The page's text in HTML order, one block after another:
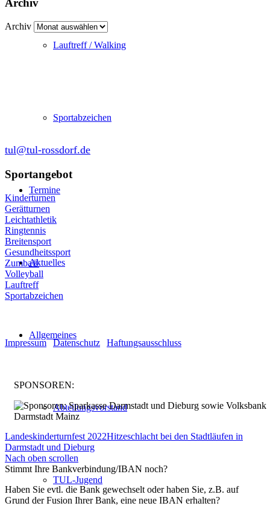
Lauftreff / Walking
Sportabzeichen
Termine
Aktuelles
Allgemeines
Abteilungsvorstand
TUL-Jugend
Archiv
Archiv
tul@tul-rossdorf.de
Sportangebot
Kinderturnen
Gerätturnen
Leichtathletik
Ringtennis
Breitensport
Gesundheitssport
Zumba®
Volleyball
Lauftreff
Sportabzeichen
Impressum|Datenschutz Haftungsausschluss
SPONSOREN:
Landeskinderturnfest 2022Hitzeschlacht bei den Stadtläufen in
Darmstadt und Dieburg
Nach oben scrollen
Stimmt Ihre Bankverbindung/IBAN noch?
Haben Sie evtl. die Bank gewechselt oder haben Sie, z.B. auf
Grund der Fusion Ihrer Bank, eine neue IBAN erhalten?